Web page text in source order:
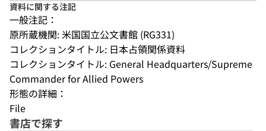
資料に関する注記
一般注記：
原所蔵機関: 米国国立公文書館 (RG331)
コレクションタイトル: 日本占領関係資料
コレクションタイトル: General Headquarters/Supreme
Commander for Allied Powers
形態の詳細：
File
書店で探す